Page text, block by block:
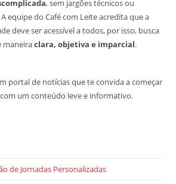
, sem jargões técnicos ou
equipe do Café com Leite acredita que a
deve ser acessível a todos, por isso, busca
maneiraclara, objetiva e imparcial.
portal de notícias que te convida a começar
um conteúdo leve e informativo.
de Jornadas Personalizadas